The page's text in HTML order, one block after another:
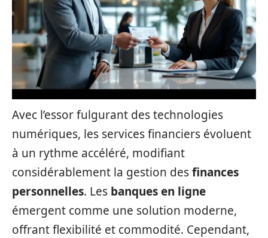
Avec l’essor fulgurant des technologies
numériques, les services financiers évoluent
à un rythme accéléré, modifiant
considérablement la gestion desfinances
personnelles. Les banques en ligne
émergent comme une solution moderne,
offrant flexibilité et commodité. Cependant,